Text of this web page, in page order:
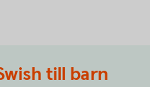
till barn